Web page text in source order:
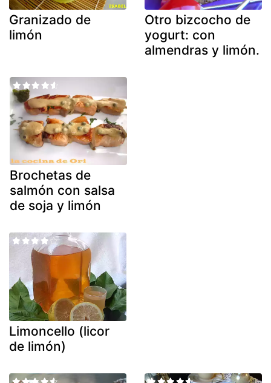
Granizado de
limón
Otro bizcocho de
yogurt: con
almendras y limón.
Brochetas de
salmón con salsa
de soja y limón
Limoncello (licor
de limón)